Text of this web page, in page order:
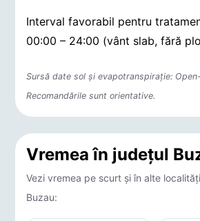
Interval favorabil pentru
00:00 – 24:00 (vânt slab, fără
Sursă date sol și evapotranspirație:
Recomandările sunt orientative.
Vremea în județul
Vezi vremea pe scurt și în alte
Buzau: